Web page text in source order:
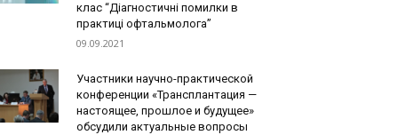
клас “Діагностичні помилки в
практиці офтальмолога”
09.09.2021
Участники научно-практической
конференции «Трансплантация —
настоящее, прошлое и будущее»
обсудили актуальные вопросы